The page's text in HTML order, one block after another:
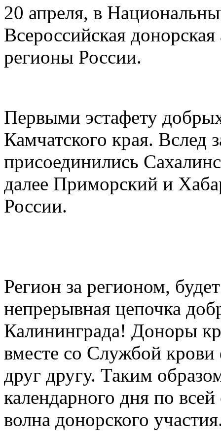
20 апреля, в
Всероссийская
регионы России.
Первыми эстафету
Камчатского края. Вслед
присоединились
далее Приморский и
России.
Регион за регионом,
непрерывная цепочка
Калининграда! Доноры
вместе со Службой
друг другу. Таким
календарного дня по
волна донорского